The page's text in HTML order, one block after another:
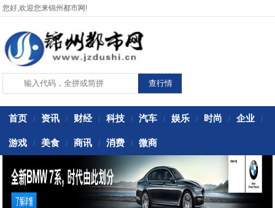
您好,欢迎您来锦州都市网!
首页 / 资讯 / 财经 / 科技 / 汽车 / 娱乐 / 时尚 / 企业 /
游戏 / 美食 / 商讯 / 消费 / 微商